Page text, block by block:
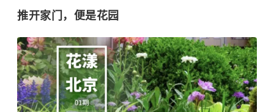
推开家门，便是花园